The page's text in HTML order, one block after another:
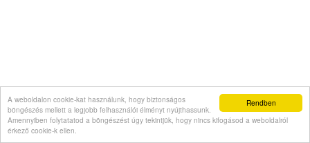
Rendben
A weboldalon cookie-kat használunk, hogy biztonságos
böngészés mellett a legjobb felhasználói élményt nyújthassunk.
Amennyiben folytatatod a böngészést úgy tekintjük, hogy nincs kifogásod a weboldalról
érkező cookie-k ellen.